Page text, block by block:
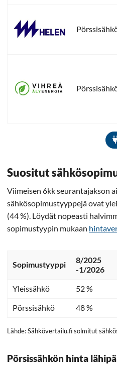
Suositut
Viimeisen 6kk seurantajakson
sähkösopimustyyppejä ovat
(44 %). Löydät nopeasti
sopimustyypin mukaan
Sopimustyyppi
8/2025
-1/2026
Yleissähkö 52 %
Pörssisähkö
48 %
Lähde: Sähkövertailu.fi solmitut
Pörsissähkön hinta